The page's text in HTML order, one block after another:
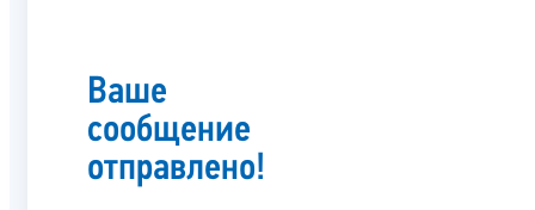
Ваше
сообщение
отправлено!